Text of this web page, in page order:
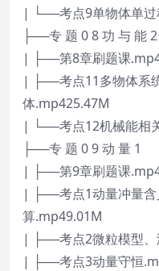
| └──考点9单物体单
├──专 题 0 8 功 与 能 2
| ├──第8章刷题课
| ├──考点11多物体系
体.mp425.47M
| └──考点12机械能相
├──专 题 0 9 动 量 1
| ├──第9章刷题课
| ├──考点1动量冲量
算.mp49.01M
| ├──考点2微粒模型
| ├──考点3动量守恒